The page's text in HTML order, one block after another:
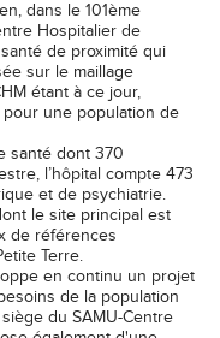
dans le 101ème
Hospitalier de
de proximité qui
sur le maillage
étant à ce jour,
pour une population de
santé dont 370
l’hôpital compte 473
et de psychiatrie.
le site principal est
de références
Terre.
en continu un projet
de la population
du SAMU-Centre